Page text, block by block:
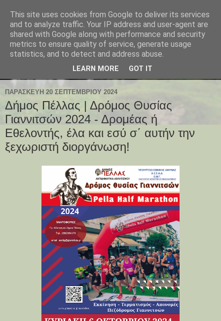
ΠΑΡΑΣΚΕΥΉ 20 ΣΕΠΤΕΜΒΡΊΟΥ 2024
Δήμος Πέλλας | Δρόμος Θυσίας
Γιαννιτσών 2024 - Δρομέας ή
Εθελοντής, έλα και εσύ σ΄ αυτήν την
ξεχωριστή διοργάνωση!
This site uses cookies from Google to deliver its services
and to analyze traffic. Your IP address and user-agent are
shared with Google along with performance and security
metrics to ensure quality of service, generate usage
statistics, and to detect and address abuse.
LEARN MORE GOT IT